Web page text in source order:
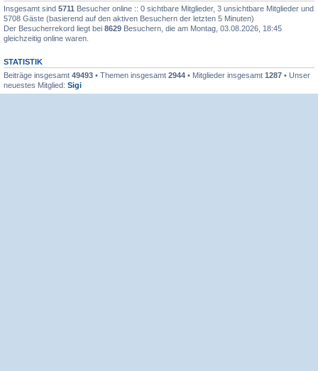
Insgesamt sind 5711 Besucher online :: 0 sichtbare Mitglieder, 3 unsichtbare Mitglieder und
5708 Gäste (basierend auf den aktiven Besuchern der letzten 5 Minuten)
Der Besucherrekord liegt bei 8629 Besuchern, die am Montag, 03.08.2026, 18:45
gleichzeitig online waren.
STATISTIK
Beiträge insgesamt 49493 • Themen insgesamt 2944 • Mitglieder insgesamt 1287 • Unser
neuestes Mitglied: Sigi